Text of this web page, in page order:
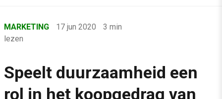
›
Marketing
›
MARKETING 17 jun 2020
3 min
lezen
Speelt duurzaamheid een
rol in het koopgedrag van